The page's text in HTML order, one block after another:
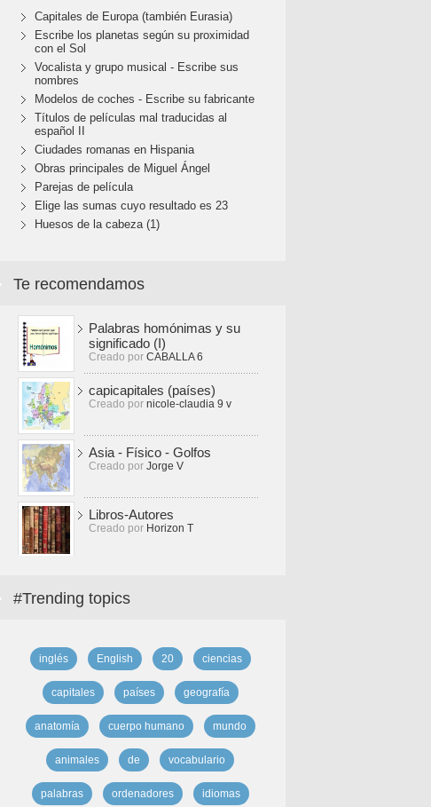
Capitales de Europa (también Eurasia)
Escribe los planetas según su proximidad
con el Sol
Vocalista y grupo musical - Escribe sus
nombres
Modelos de coches - Escribe su fabricante
Títulos de películas mal traducidas al
español II
Ciudades romanas en Hispania
Obras principales de Miguel Ángel
Parejas de película
Elige las sumas cuyo resultado es 23
Huesos de la cabeza (1)
Te recomendamos
Palabras homónimas y su
significado (I)
Creado por CABALLA 6
capicapitales (países)
Creado por nicole-claudia 9 v
Asia - Físico - Golfos
Creado por Jorge V
Libros-Autores
Creado por Horizon T
#Trending topics
inglés English 20 ciencias
capitales países geografía
anatomía cuerpo humano mundo
animales de vocabulario
palabras ordenadores idiomas